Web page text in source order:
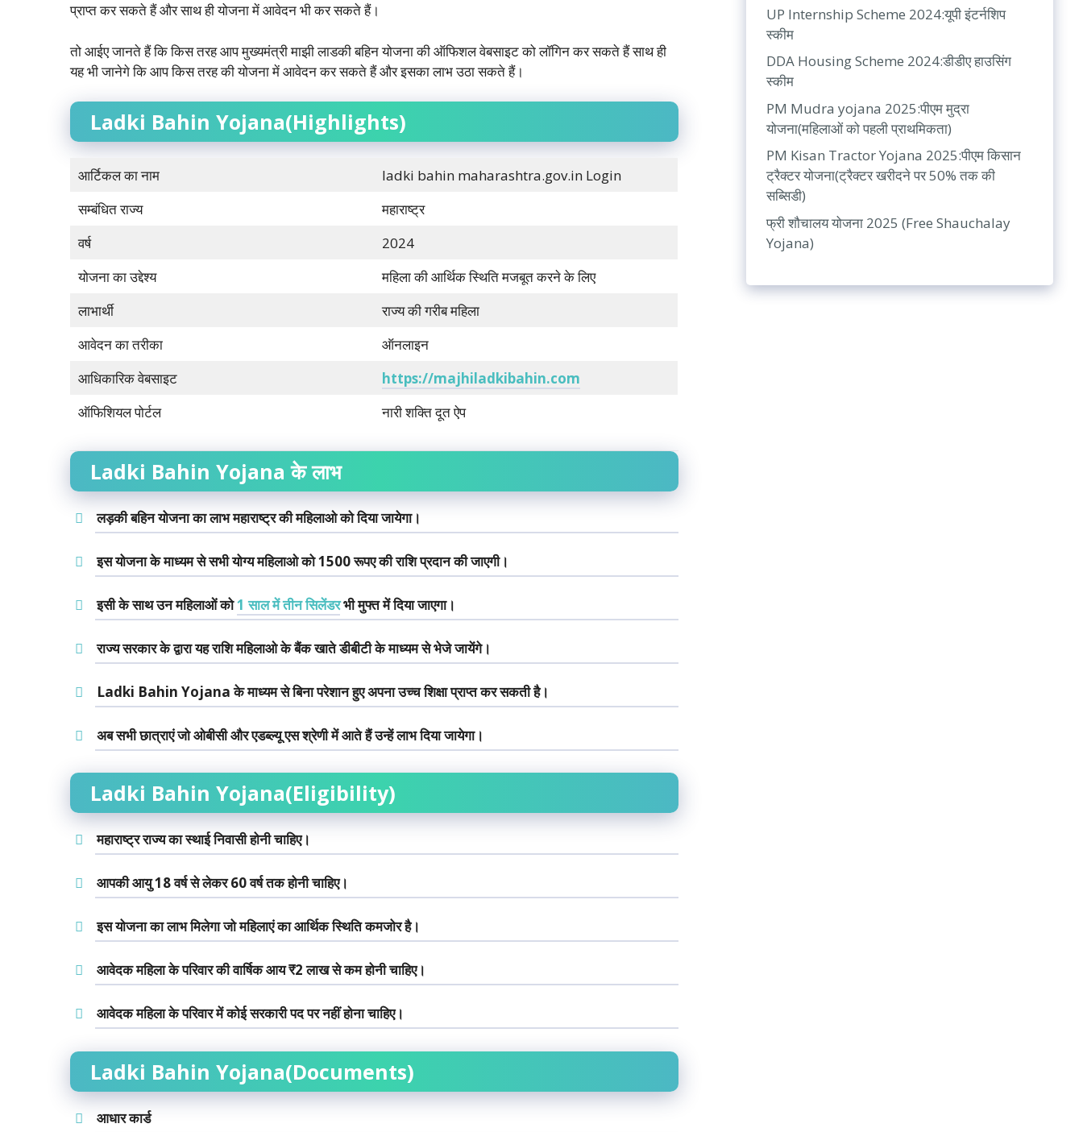
प्राप्त कर सकते हैं और साथ ही योजना में आवेदन भी कर सकते हैं।
तो आईए जानते हैं कि किस तरह आप मुख्यमंत्री माझी लाडकी बहिन योजना की ऑफिशल वेबसाइट को लॉगिन कर सकते हैं साथ ही
यह भी जानेगे कि आप किस तरह की योजना में आवेदन कर सकते हैं और इसका लाभ उठा सकते हैं।
Ladki Bahin Yojana(Highlights)
आर्टिकल का नाम
ladki bahin maharashtra.gov.in Login
सम्बंधित राज्य
महाराष्ट्र
वर्ष
2024
योजना का उद्देश्य
महिला की आर्थिक स्थिति मजबूत करने के लिए
लाभार्थी
राज्य की गरीब महिला
आवेदन का तरीका
ऑनलाइन
आधिकारिक वेबसाइट
https://majhiladkibahin.com
ऑफिशियल पोर्टल
नारी शक्ति दूत ऐप
Ladki Bahin Yojana के लाभ
लड़की बहिन योजना का लाभ महाराष्ट्र की महिलाओ को दिया जायेगा।
इस योजना के माध्यम से सभी योग्य महिलाओ को 1500 रूपए की राशि प्रदान की जाएगी।
इसी के साथ उन महिलाओं को1 साल में तीन सिलेंडरभी मुफ्त में दिया जाएगा।
राज्य सरकार के द्वारा यह राशि महिलाओ के बैंक खाते डीबीटी के माध्यम से भेजे जायेंगे।
Ladki Bahin Yojana के माध्यम से बिना परेशान हुए अपना उच्च शिक्षा प्राप्त कर सकती है।
अब सभी छात्राएं जो ओबीसी और एडब्ल्यू एस श्रेणी में आते हैं उन्हें लाभ दिया जायेगा।
Ladki Bahin Yojana(Eligibility)
महाराष्ट्र राज्य का स्थाई निवासी होनी चाहिए।
आपकी आयु 18 वर्ष से लेकर 60 वर्ष तक होनी चाहिए।
इस योजना का लाभ मिलेगा जो महिलाएं का आर्थिक स्थिति कमजोर है।
आवेदक महिला के परिवार की वार्षिक आय ₹2 लाख से कम होनी चाहिए।
आवेदक महिला के परिवार में कोई सरकारी पद पर नहीं होना चाहिए।
Ladki Bahin Yojana(Documents)
आधार कार्ड
UP Internship Scheme 2024:यूपी इंटर्नशिप
स्कीम
DDA Housing Scheme 2024:डीडीए हाउसिंग
स्कीम
PM Mudra yojana 2025:पीएम मुद्रा
योजना(महिलाओं को पहली प्राथमिकता)
PM Kisan Tractor Yojana 2025:पीएम किसान
ट्रैक्टर योजना(ट्रैक्टर खरीदने पर 50% तक की
सब्सिडी)
फ्री शौचालय योजना 2025 (Free Shauchalay
Yojana)